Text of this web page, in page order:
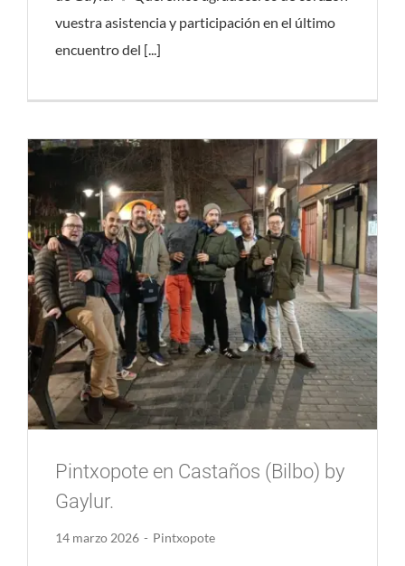
vuestra asistencia y participación en el último
encuentro del [...]
Pintxopote en Castaños (Bilbo) by
Gaylur.
14 marzo 2026 - Pintxopote